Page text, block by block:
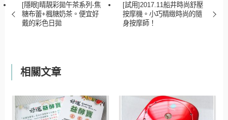
[隱眼]睛靚彩拋午茶系列-焦
糖布蕾+楓糖奶茶。便宜好
戴的彩色日拋
[試用]2017.11船井時尚舒壓
按摩機。小巧精緻時尚的隨
身按摩師！
相關文章